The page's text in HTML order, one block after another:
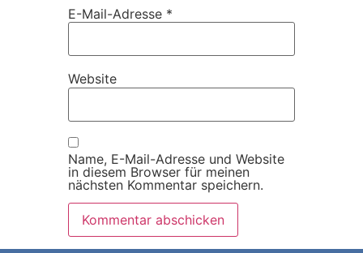
E-Mail-Adresse *
Website
Name, E-Mail-Adresse und Website
in diesem Browser für meinen
nächsten Kommentar speichern.